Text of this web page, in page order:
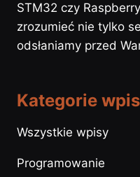
STM32 czy
zrozumieć nie tylko
odsłaniamy przed
Kategorie
Wszystkie wpisy
Programowanie